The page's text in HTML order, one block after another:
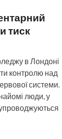
тиск
в Лондоні
контролю над
системи.
люди, у